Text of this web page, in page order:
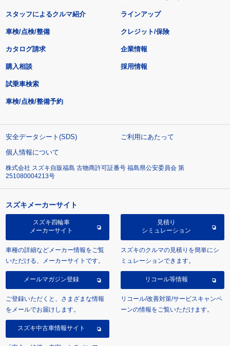
スタッフによるクルマ紹介 ラインアップ
車検/点検/整備 クレジット/保険
カタログ請求
購入相談
試乗車検索
車検/点検/整備予約
企業情報
採用情報
安全データシート(SDS)
ご利用にあたって
個人情報について
株式会社 スズキ自販福島 古物商許可証番号 福島県公安委員会 第
251080004213号
スズキメーカーサイト
スズキ四輪車
メーカーサイト
車種の詳細などメーカー情報をご覧
いただける、メーカーサイトです。
見積り
シミュレーション
スズキのクルマの見積りを簡単にシ
ミュレーションできます。
メールマガジン登録
ご登録いただくと、さまざまな情報
をメールでお届けします。
リコール等情報
リコール/改善対策/サービスキャンペ
ーンの情報をご覧いただけます。
スズキ中古車情報サイト